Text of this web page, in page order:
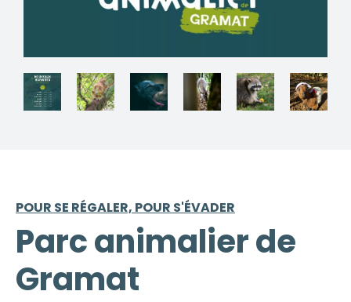
POUR SE RÉGALER, POUR S'ÉVADER
Parc animalier de
Gramat